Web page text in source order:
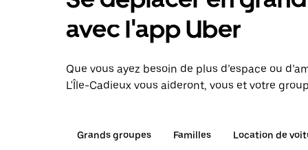
avec l'app Uber
Que vous ayez besoin de plus d’espace ou
L'Île-Cadieux vous aideront, vous et votre
Grands groupes Familles Location de